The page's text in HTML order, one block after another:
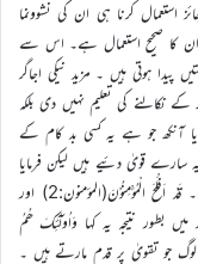
کرنا ہی ان کی نشوونما
ان کا صحیح استعمال ہے۔ اس سے
ہوتی ہیں ۔ مزید نیکی اجاگر
نکالنے کی تعلیم نہیں دی بلکہ
یا آنکھ جو ہے یہ کسی بد کام کے
قویٰ دئیے ہیں لیکن فرمایا
کہ ان کا جائز استعمال کرو تو تزکیۂ نفس ہو گا۔) ’’جیسے فرمایا۔ قَدْ اَفْلَحَ الْمُؤْمِنُوْنَ(المؤمنون:2) اور
میں بطور نتیجہ یہ کہا وَاُولٰٓئِکَ ھُمُ
جو تقویٰ پر قدم مارتے ہیں ۔